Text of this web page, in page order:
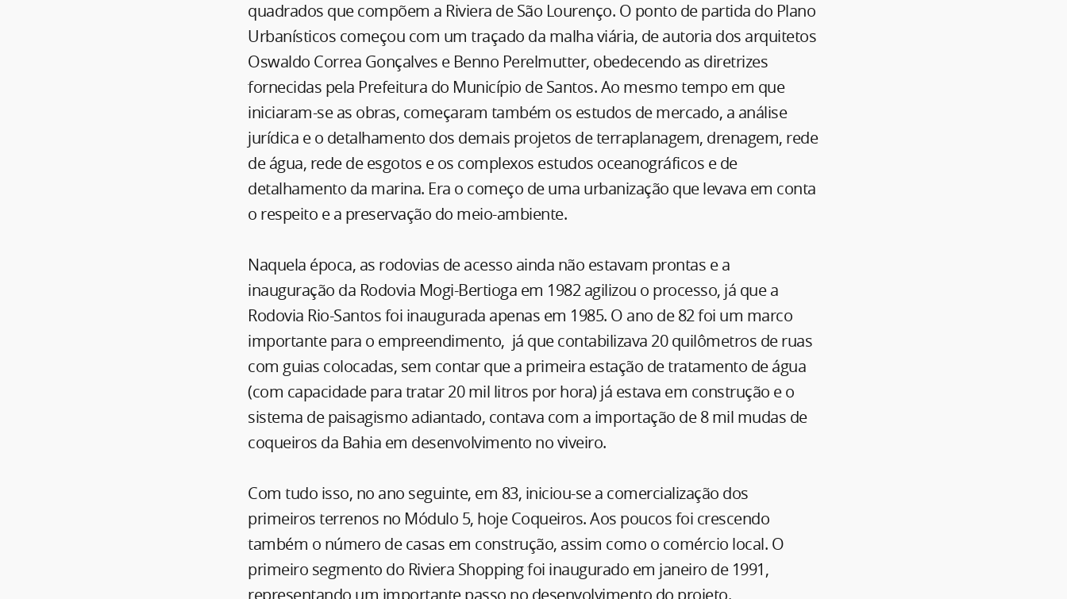
quadrados que compõem a Riviera de São Lourenço. O ponto de partida do Plano
Urbanísticos começou com um traçado da malha viária, de autoria dos arquitetos
Oswaldo Correa Gonçalves e Benno Perelmutter, obedecendo as diretrizes
fornecidas pela Prefeitura do Município de Santos. Ao mesmo tempo em que
iniciaram-se as obras, começaram também os estudos de mercado, a análise
jurídica e o detalhamento dos demais projetos de terraplanagem, drenagem, rede
de água, rede de esgotos e os complexos estudos oceanográficos e de
detalhamento da marina. Era o começo de uma urbanização que levava em conta
o respeito e a preservação do meio-ambiente.
Naquela época, as rodovias de acesso ainda não estavam prontas e a
inauguração da Rodovia Mogi-Bertioga em 1982 agilizou o processo, já que a
Rodovia Rio-Santos foi inaugurada apenas em 1985. O ano de 82 foi um marco
importante para o empreendimento, já que contabilizava 20 quilômetros de ruas
com guias colocadas, sem contar que a primeira estação de tratamento de água
(com capacidade para tratar 20 mil litros por hora) já estava em construção e o
sistema de paisagismo adiantado, contava com a importação de 8 mil mudas de
coqueiros da Bahia em desenvolvimento no viveiro.
Com tudo isso, no ano seguinte, em 83, iniciou-se a comercialização dos
primeiros terrenos no Módulo 5, hoje Coqueiros. Aos poucos foi crescendo
também o número de casas em construção, assim como o comércio local. O
primeiro segmento do Riviera Shopping foi inaugurado em janeiro de 1991,